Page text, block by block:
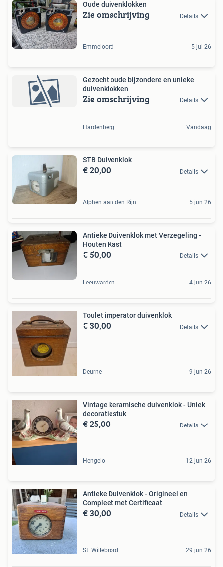
Oude duivenklokken
Zie omschrijving Details
Emmeloord 5 jul 26
Gezocht oude bijzondere en unieke
duivenklokken
Zie omschrijving Details
Hardenberg Vandaag
STB Duivenklok
€ 20,00 Details
Alphen aan den Rijn 5 jun 26
Antieke Duivenklok met Verzegeling -
Houten Kast
€ 50,00 Details
Leeuwarden 4 jun 26
Toulet imperator duivenklok
€ 30,00 Details
Deurne 9 jun 26
Vintage keramische duivenklok - Uniek
decoratiestuk
€ 25,00 Details
Hengelo 12 jun 26
Antieke Duivenklok - Origineel en
Compleet met Certificaat
€ 30,00 Details
St. Willebrord 29 jun 26